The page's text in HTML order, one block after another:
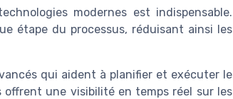
modernes est indispensable.
étape du processus, réduisant ainsi les
qui aident à planifier et exécuter le
offrent une visibilité en temps réel sur les